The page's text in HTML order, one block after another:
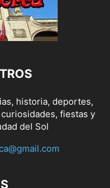
historia, deportes,
fiestas y
del Sol